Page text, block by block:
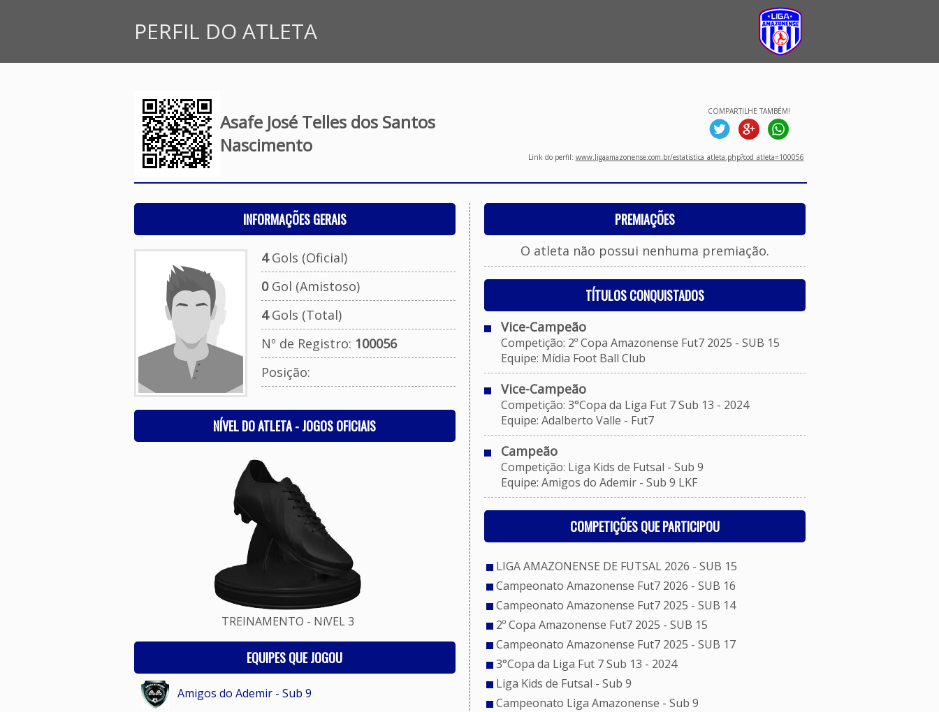
PERFIL DO ATLETA
Asafe José Telles dos Santos
Nascimento
COMPARTILHE TAMBÉM!
Link do perfil: www.ligaamazonense.com.br/estatistica_atleta.php?cod_atleta=100056
INFORMAÇÕES GERAIS
4Gols (Oficial)
0Gol (Amistoso)
4Gols (Total)
Nº de Registro: 100056
Posição:
NÍVEL DO ATLETA - JOGOS OFICIAIS
TREINAMENTO - NíVEL 3
EQUIPES QUE JOGOU
Amigos do Ademir - Sub 9
PREMIAÇÕES
O atleta não possui nenhuma premiação.
TÍTULOS CONQUISTADOS
Vice-Campeão
Competição: 2º Copa Amazonense Fut7 2025 - SUB 15
Equipe: Mídia Foot Ball Club
Vice-Campeão
Competição: 3°Copa da Liga Fut 7 Sub 13 - 2024
Equipe: Adalberto Valle - Fut7
Campeão
Competição: Liga Kids de Futsal - Sub 9
Equipe: Amigos do Ademir - Sub 9 LKF
COMPETIÇÕES QUE PARTICIPOU
LIGA AMAZONENSE DE FUTSAL 2026 - SUB 15
Campeonato Amazonense Fut7 2026 - SUB 16
Campeonato Amazonense Fut7 2025 - SUB 14
2º Copa Amazonense Fut7 2025 - SUB 15
Campeonato Amazonense Fut7 2025 - SUB 17
3°Copa da Liga Fut 7 Sub 13 - 2024
Liga Kids de Futsal - Sub 9
Campeonato Liga Amazonense - Sub 9